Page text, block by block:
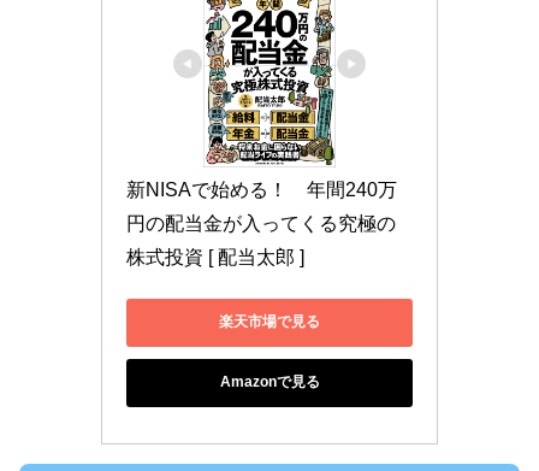
新NISAで始める！　年間240万
円の配当金が入ってくる究極の
株式投資 [ 配当太郎 ]
楽天市場で見る
Amazonで見る